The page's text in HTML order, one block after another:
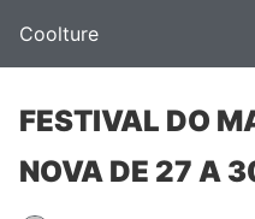
Coolture
FESTIVAL DO
NOVA DE 27 A